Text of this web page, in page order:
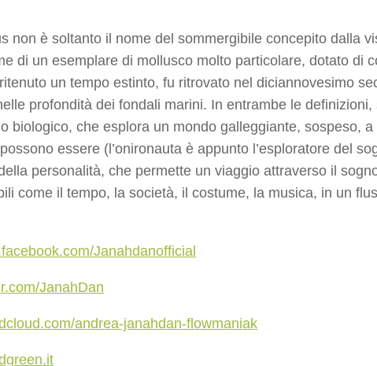
non è soltanto il nome del sommergibile concepito dalla
di un esemplare di mollusco molto particolare, dotato di
un tempo estinto, fu ritrovato nel diciannovesimo
profondità dei fondali marini. In entrambe le
biologico, che esplora un mondo galleggiante, sospeso,
essere (l’onironauta è appunto l’esploratore del
personalità, che permette un viaggio attraverso il
come il tempo, la società, il costume, la musica, in un
Janahdanofficial
JanahDan
andrea-janahdan-flowmaniak